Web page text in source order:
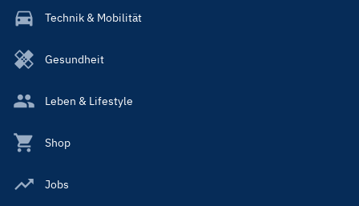
Technik & Mobilität
Gesundheit
Leben & Lifestyle
Shop
Jobs